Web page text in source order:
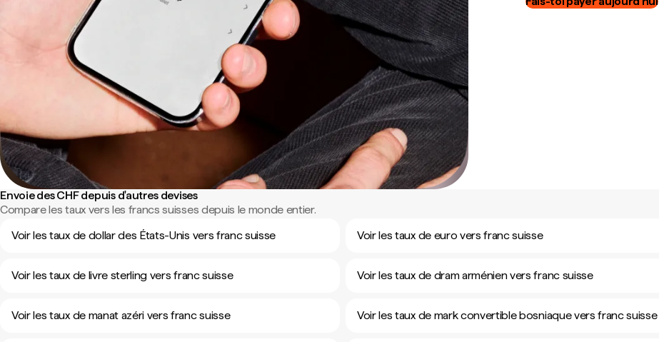
Envoie des CHF depuis d'autres devises
Compare les taux vers les francs suisses depuis le monde entier.
Voir les taux de dollar des États-Unis vers franc suisse
Voir les taux de euro vers franc suisse
Voir les taux de livre sterling vers franc suisse Voir les taux de dram arménien vers franc suisse
Voir les taux de manat azéri vers franc suisse Voir les taux de mark convertible bosniaque vers franc suisse